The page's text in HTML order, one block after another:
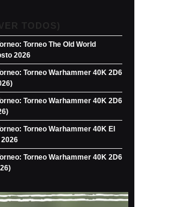
TODOS)
Torneo The Old World
2026
Torneo Warhammer 40K 2D6
Torneo Warhammer 40K 2D6
Torneo Warhammer 40K El
Torneo Warhammer 40K 2D6